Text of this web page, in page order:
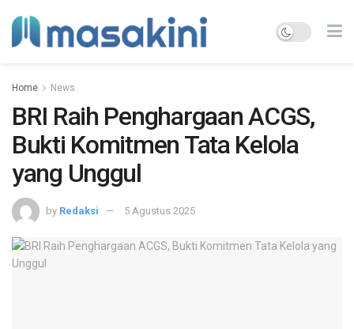
Home News
BRI Raih Penghargaan ACGS,
Bukti Komitmen Tata Kelola
yang Unggul
by Redaksi 5 Agustus 2025